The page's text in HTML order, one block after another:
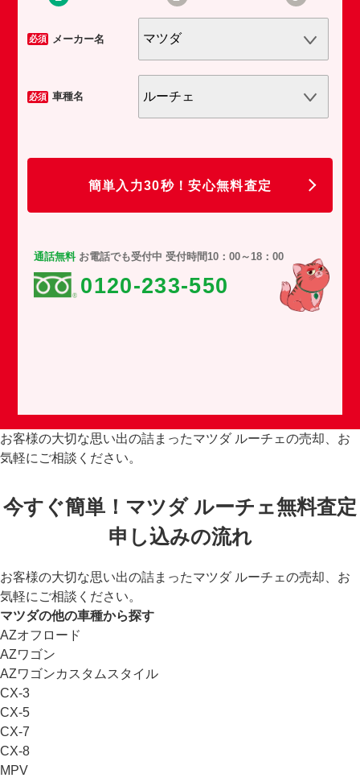
必須 メーカー名
必須 車種名
簡単入力30秒！安心無料査定
通話無料お電話でも受付中 受付時間10：00～18：00
0120-233-550
お客様の大切な思い出の詰まったマツダ ルーチェの売却、お
気軽にご相談ください。
今すぐ簡単！マツダ ルーチェ無料査定
申し込みの流れ
お客様の大切な思い出の詰まったマツダ ルーチェの売却、お
気軽にご相談ください。
マツダの他の車種から探す
AZオフロード
AZワゴン
AZワゴンカスタムスタイル
CX-3
CX-5
CX-7
CX-8
MPV